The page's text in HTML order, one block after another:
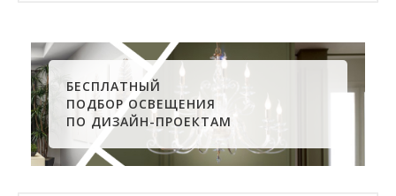
БЕСПЛАТНЫЙ
ПОДБОР ОСВЕЩЕНИЯ
ПО ДИЗАЙН-ПРОЕКТАМ